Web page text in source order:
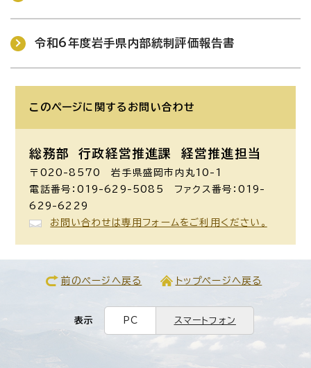
令和6年度岩手県内部統制評価報告書
このページに関する お問い合わせ
総務部行政経営推進課 経営推進担当
〒020-8570 岩手県盛岡市内丸10-1
電話番号：019-629-5085 ファクス番号：019-
629-6229
お問い合わせは専用フォームをご利用ください。
前のページへ戻る トップページへ戻る
表示 PC スマートフォン